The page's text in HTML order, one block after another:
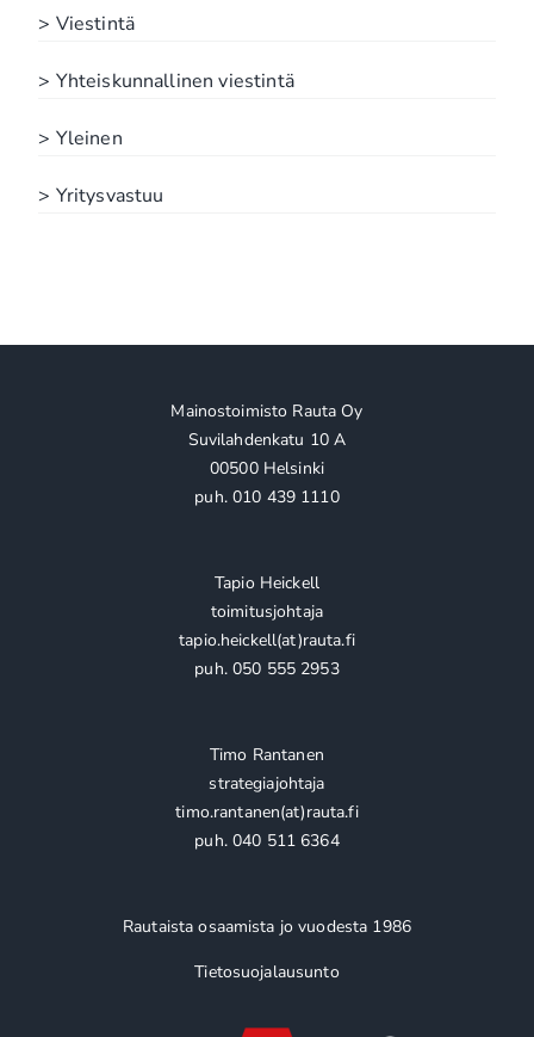
> Viestintä
> Yhteiskunnallinen viestintä
> Yleinen
> Yritysvastuu
Mainostoimisto Rauta Oy
Suvilahdenkatu 10 A
00500 Helsinki
puh. 010 439 1110
Tapio Heickell
toimitusjohtaja
tapio.heickell(at)rauta.fi
puh. 050 555 2953
Timo Rantanen
strategiajohtaja
timo.rantanen(at)rauta.fi
puh. 040 511 6364
Rautaista osaamista jo vuodesta 1986
Tietosuojalausunto